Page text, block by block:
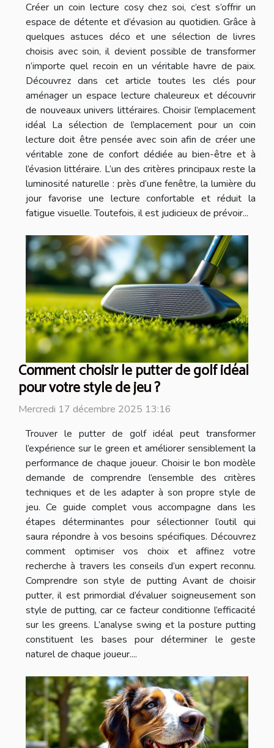
Créer un coin lecture cosy chez soi, c’est s’offrir un
espace de détente et d’évasion au quotidien. Grâce à
quelques astuces déco et une sélection de livres
choisis avec soin, il devient possible de transformer
n’importe quel recoin en un véritable havre de paix.
Découvrez dans cet article toutes les clés pour
aménager un espace lecture chaleureux et découvrir
de nouveaux univers littéraires. Choisir l’emplacement
idéal La sélection de l’emplacement pour un coin
lecture doit être pensée avec soin afin de créer une
véritable zone de confort dédiée au bien-être et à
l’évasion littéraire. L’un des critères principaux reste la
luminosité naturelle : près d’une fenêtre, la lumière du
jour favorise une lecture confortable et réduit la
fatigue visuelle. Toutefois, il est judicieux de prévoir...
Comment choisir le putter de golf idéal
pour votre style de jeu ?
Mercredi 17 décembre 2025 13:16
Trouver le putter de golf idéal peut transformer
l’expérience sur le green et améliorer sensiblement la
performance de chaque joueur. Choisir le bon modèle
demande de comprendre l’ensemble des critères
techniques et de les adapter à son propre style de
jeu. Ce guide complet vous accompagne dans les
étapes déterminantes pour sélectionner l’outil qui
saura répondre à vos besoins spécifiques. Découvrez
comment optimiser vos choix et affinez votre
recherche à travers les conseils d’un expert reconnu.
Comprendre son style de putting Avant de choisir
putter, il est primordial d’évaluer soigneusement son
style de putting, car ce facteur conditionne l’efficacité
sur les greens. L’analyse swing et la posture putting
constituent les bases pour déterminer le geste
naturel de chaque joueur....